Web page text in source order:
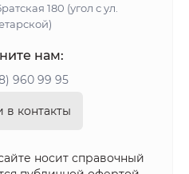
180 (угол с ул.
нам:
960 99 95
в контакты
носит справочный